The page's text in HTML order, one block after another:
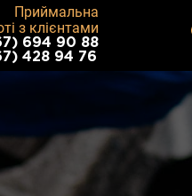
Приймальна
з клієнтами
694 90 88
428 94 76